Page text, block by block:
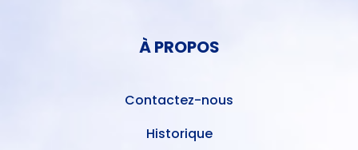
À PROPOS
Contactez-nous
Historique